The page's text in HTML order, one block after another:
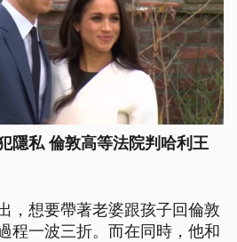
隱私 倫敦高等法院判哈利王
，想要帶著老婆跟孩子回倫敦
程一波三折。而在同時，他和